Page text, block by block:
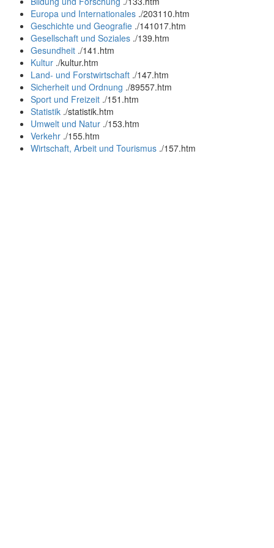
Europa und Internationales ./203110.htm
Geschichte und Geografie ./141017.htm
Gesellschaft und Soziales ./139.htm
Gesundheit ./141.htm
Kultur ./kultur.htm
Land- und Forstwirtschaft ./147.htm
Sicherheit und Ordnung ./89557.htm
Sport und Freizeit ./151.htm
Statistik ./statistik.htm
Umwelt und Natur ./153.htm
Verkehr ./155.htm
Wirtschaft, Arbeit und Tourismus ./157.htm